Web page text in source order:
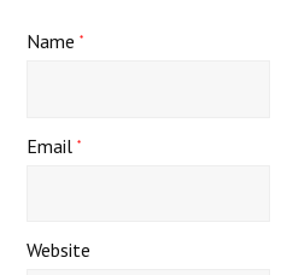
Name*
Email*
Website